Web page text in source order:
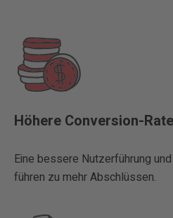
Höhere Conversion-
Eine bessere Nutzerführung
führen zu mehr Abschlüssen.